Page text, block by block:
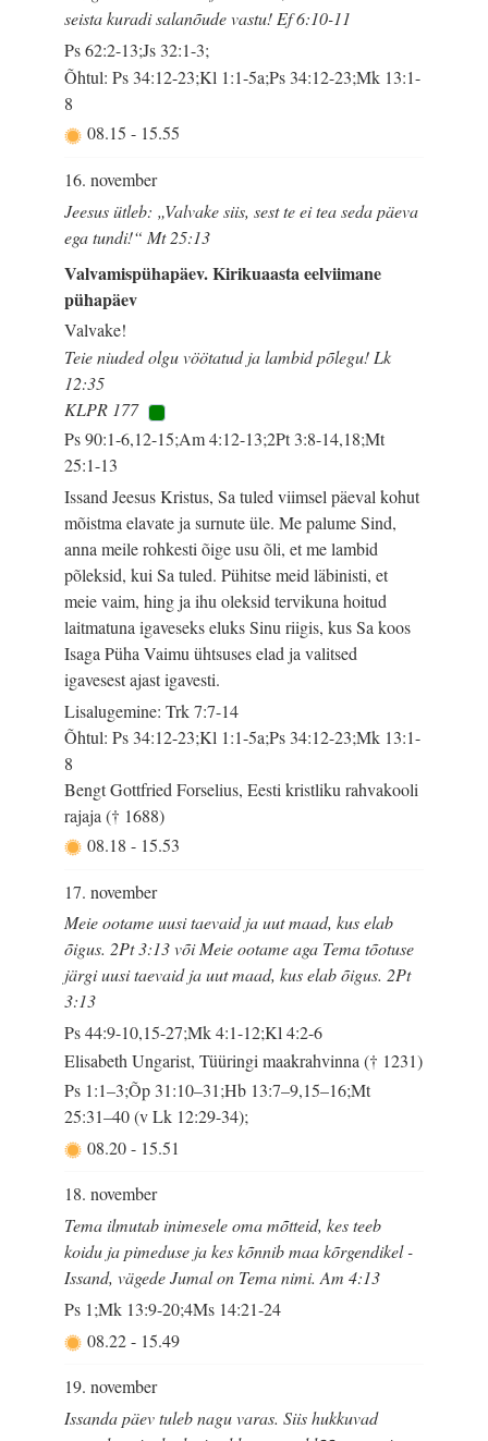
seista kuradi salanõude vastu! Ef 6:10-11
Ps 62:2-13;Js 32:1-3;
Õhtul: Ps 34:12-23;Kl 1:1-5a;Ps 34:12-23;Mk 13:1-
8
08.15- 15.55
16. november
Jeesus ütleb: „Valvake siis, sest te ei tea seda päeva
ega tundi!“ Mt 25:13
Valvamispühapäev. Kirikuaasta eelviimane
pühapäev
Valvake!
Teie niuded olgu vöötatud ja lambid põlegu! Lk
12:35
KLPR 177
Ps 90:1-6,12-15;Am 4:12-13;2Pt 3:8-14,18;Mt
25:1-13
Issand Jeesus Kristus, Sa tuled viimsel päeval kohut
mõistma elavate ja surnute üle. Me palume Sind,
anna meile rohkesti õige usu õli, et me lambid
põleksid, kui Sa tuled. Pühitse meid läbinisti, et
meie vaim, hing ja ihu oleksid tervikuna hoitud
laitmatuna igaveseks eluks Sinu riigis, kus Sa koos
Isaga Püha Vaimu ühtsuses elad ja valitsed
igavesest ajast igavesti.
Lisalugemine: Trk 7:7-14
Õhtul: Ps 34:12-23;Kl 1:1-5a;Ps 34:12-23;Mk 13:1-
8
Bengt Gottfried Forselius, Eesti kristliku rahvakooli
rajaja († 1688)
08.18- 15.53
17. november
Meie ootame uusi taevaid ja uut maad, kus elab
õigus. 2Pt 3:13 või Meie ootame aga Tema tõotuse
järgi uusi taevaid ja uut maad, kus elab õigus. 2Pt
3:13
Ps 44:9-10,15-27;Mk 4:1-12;Kl 4:2-6
Elisabeth Ungarist, Tüüringi maakrahvinna († 1231)
Ps 1:1–3;Õp 31:10–31;Hb 13:7–9,15–16;Mt
25:31–40 (v Lk 12:29-34);
08.20- 15.51
18. november
Tema ilmutab inimesele oma mõtteid, kes teeb
koidu ja pimeduse ja kes kõnnib maa kõrgendikel -
Issand, vägede Jumal on Tema nimi. Am 4:13
Ps 1;Mk 13:9-20;4Ms 14:21-24
08.22- 15.49
19. november
Issanda päev tuleb nagu varas. Siis hukkuvad